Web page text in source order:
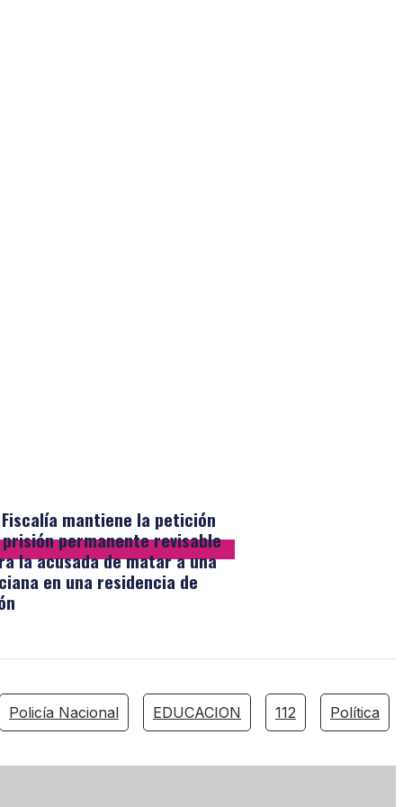
mantiene la petición
permanente revisable
la acusada de matar a una
en una residencia de
Policía Nacional EDUCACION 112 Política